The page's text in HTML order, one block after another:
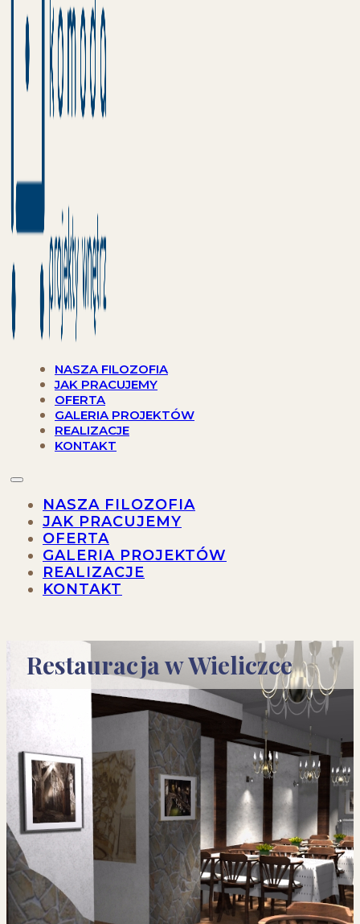
NASZA FILOZOFIA
JAK PRACUJEMY
OFERTA
GALERIA PROJEKTÓW
REALIZACJE
KONTAKT
NASZA FILOZOFIA
JAK PRACUJEMY
OFERTA
GALERIA PROJEKTÓW
REALIZACJE
KONTAKT
Restauracja w Wieliczce